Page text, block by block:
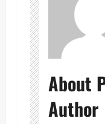
About
Author